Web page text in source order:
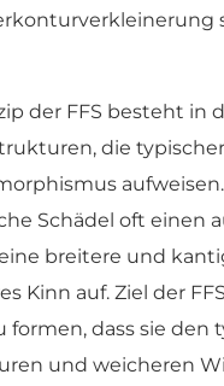
der FFS besteht in
die
Schädel oft einen
breitere und
Kinn auf. Ziel der
formen, dass sie den
und weicheren